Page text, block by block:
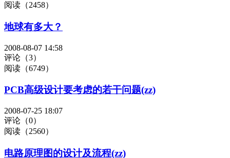
阅读（2458）
地球有多大？
2008-08-07 14:58
评论（3）
阅读（6749）
PCB高级设计要考虑的若干问题(zz)
2008-07-25 18:07
评论（0）
阅读（2560）
电路原理图的设计及流程(zz)